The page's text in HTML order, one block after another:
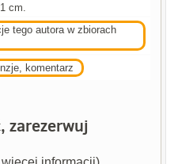
cm.
tego autora w zbiorach
komentarz
zarezerwuj